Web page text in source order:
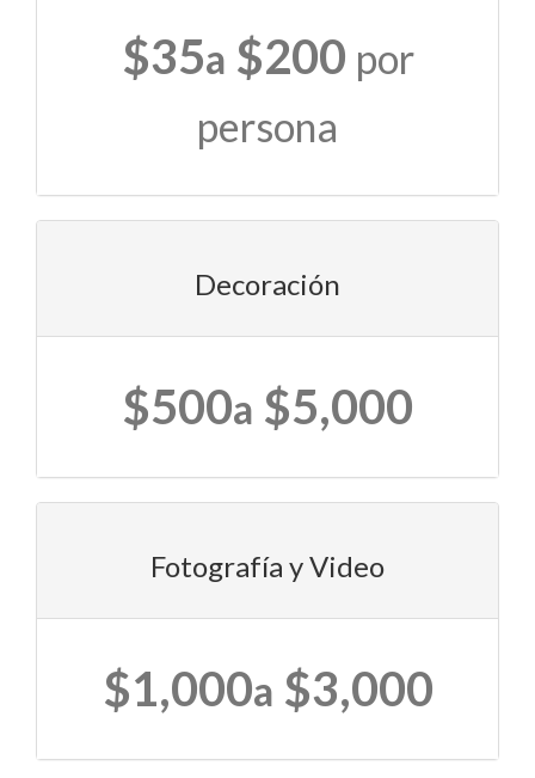
$35a $200 por
persona
Decoración
$500a $5,000
Fotografía y Video
$1,000a $3,000